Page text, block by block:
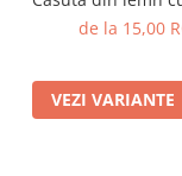
Shadow daggers
Sabii si arme din
de la 15,00
VEZI VARIANTE